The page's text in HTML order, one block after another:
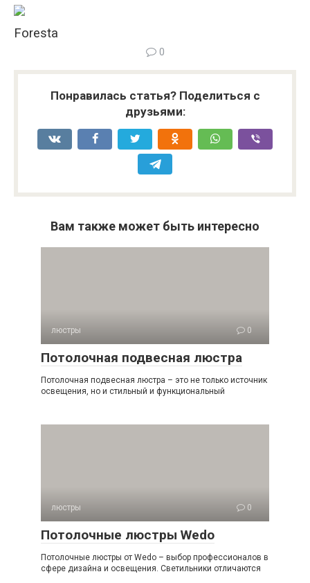
Foresta
0
Понравилась статья? Поделиться с
друзьями:
Вам также может быть интересно
люстры 0
Потолочная подвесная люстра
Потолочная подвесная люстра – это не только источник
освещения, но и стильный и функциональный
люстры 0
Потолочные люстры Wedo
Потолочные люстры от Wedo – выбор профессионалов в
сфере дизайна и освещения. Светильники отличаются